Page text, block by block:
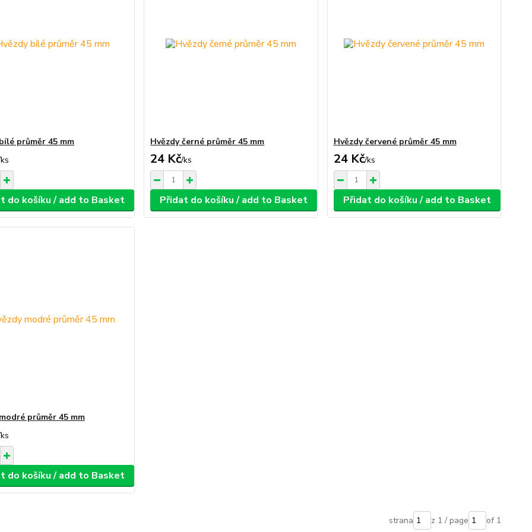
průměr 45 mm
ks
do košíku / add to Basket
Hvězdy černé průměr 45 mm
24 Kč/ks
Přidat do košíku / add to Basket
Hvězdy červené průměr 45 mm
24 Kč/ks
Přidat do košíku / add to Basket
průměr 45 mm
ks
do košíku / add to Basket
strana z 1 / page of 1